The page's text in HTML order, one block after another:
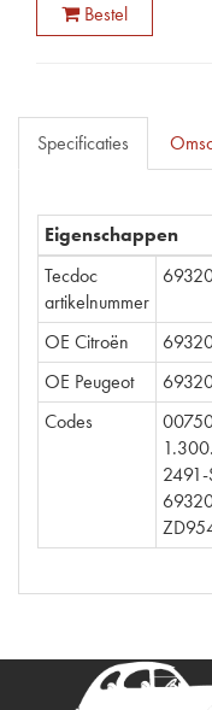
Bestel
Specificaties
Eigenschappen
Tecdoc
artikelnummer
OE Citroën
OE Peugeot
Codes